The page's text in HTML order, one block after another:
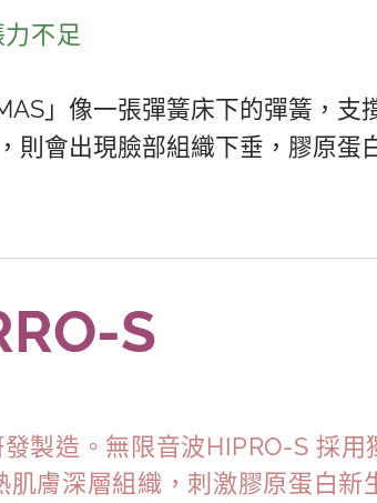
不足
」像一張彈簧床下的彈簧，支
則會出現臉部組織下垂，膠原蛋
S
製造。無限音波HIPRO-S 採用
膚深層組織，刺激膠原蛋白新